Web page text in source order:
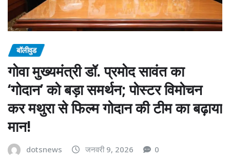
बॉलीवुड
गोवा मुख्यमंत्री डॉ. प्रमोद सावंत का
‘गोदान’ को बड़ा समर्थन; पोस्टर विमोचन
कर मथुरा से फिल्म गोदान की टीम का बढ़ाया
मान!
dotsnews जनवरी 9, 2026 0